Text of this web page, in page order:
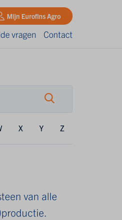
Mijn Eurofins Agro
vragen Contact
X Y Z
van alle